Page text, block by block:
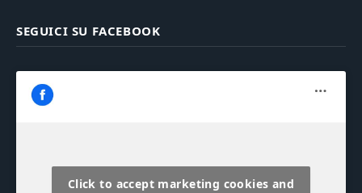
SEGUICI SU FACEBOOK
Click to accept marketing cookies and